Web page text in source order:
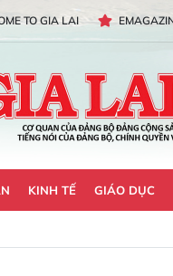
TO GIA LAI
KINH TẾ GIÁO DỤC